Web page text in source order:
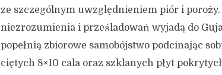
ze szczególnym uwzględnieniem piór i poroży.
niezrozumienia i prześladowań wyjadą do
popełnią zbiorowe samobójstwo podcinając
ciętych 8×10 cala oraz szklanych płyt